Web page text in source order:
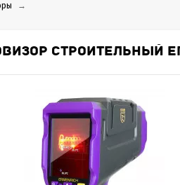
→
СТРОИТЕЛЬНЫЙ